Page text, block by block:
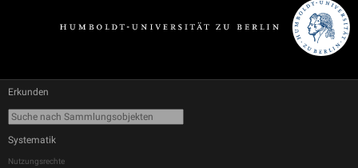
Erkunden
Systematik
Nutzungsrechte